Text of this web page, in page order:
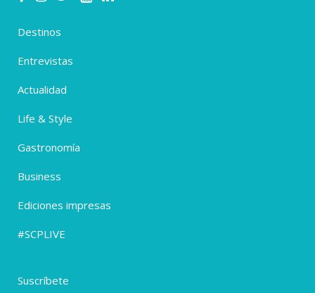
Destinos
Entrevistas
Actualidad
Life & Style
Gastronomía
Business
Ediciones impresas
#SCPLIVE
Suscríbete